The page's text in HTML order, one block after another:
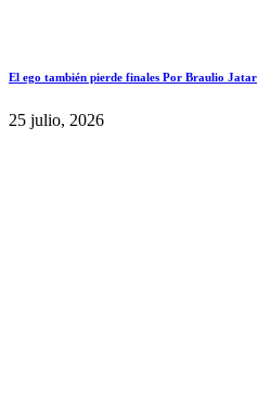
El ego también pierde finales Por Braulio Jatar
25 julio, 2026